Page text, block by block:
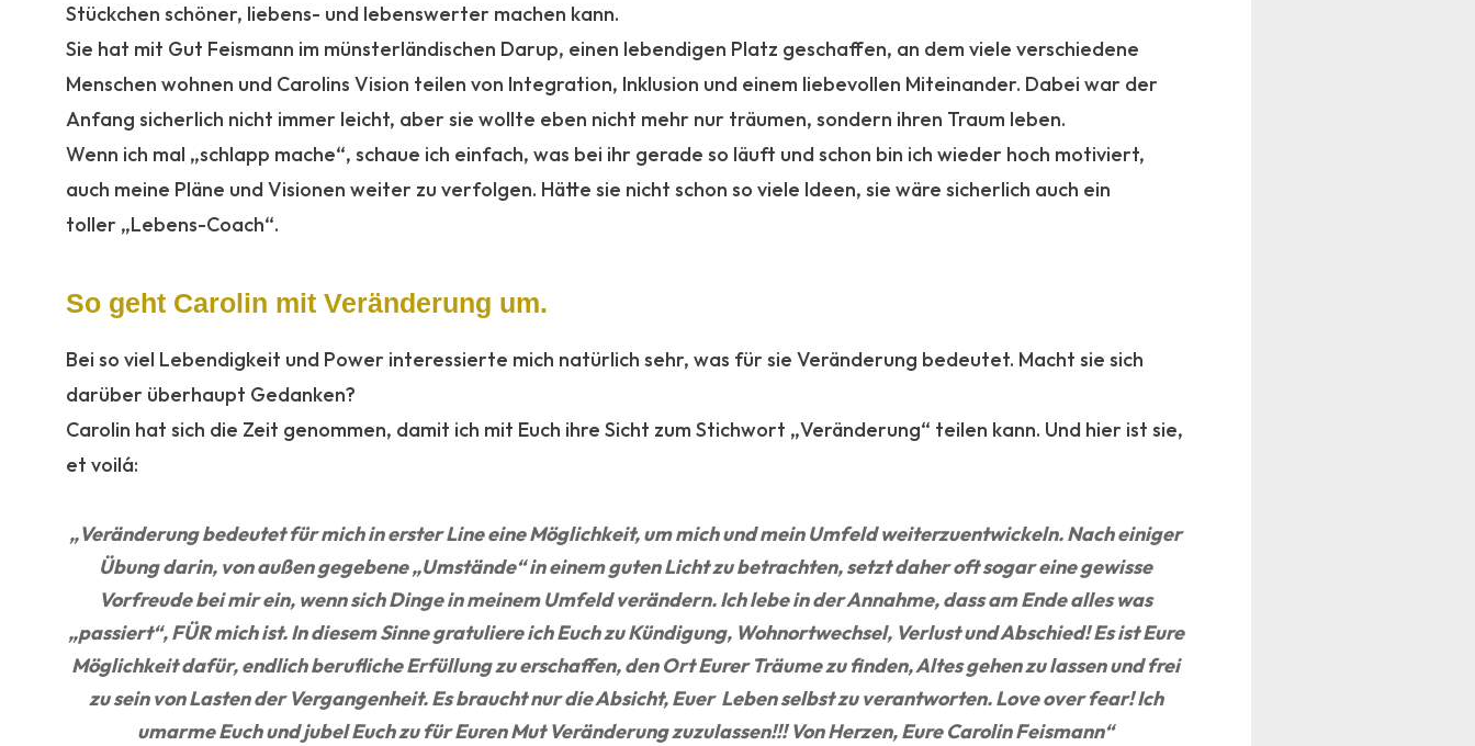
Stückchen schöner, liebens- und lebenswerter machen kann.
Sie hat mit Gut Feismann im münsterländischen Darup, einen lebendigen Platz geschaffen, an dem viele verschiedene
Menschen wohnen und Carolins Vision teilen von Integration, Inklusion und einem liebevollen Miteinander. Dabei war der
Anfang sicherlich nicht immer leicht, aber sie wollte eben nicht mehr nur träumen, sondern ihren Traum leben.
Wenn ich mal „schlapp mache“, schaue ich einfach, was bei ihr gerade so läuft und schon bin ich wieder hoch motiviert,
auch meine Pläne und Visionen weiter zu verfolgen. Hätte sie nicht schon so viele Ideen, sie wäre sicherlich auch ein
toller „Lebens-Coach“.
So geht Carolin mit Veränderung um.
Bei so viel Lebendigkeit und Power interessierte mich natürlich sehr, was für sie Veränderung bedeutet. Macht sie sich
darüber überhaupt Gedanken?
Carolin hat sich die Zeit genommen, damit ich mit Euch ihre Sicht zum Stichwort „Veränderung“ teilen kann. Und hier ist sie,
et voilá:
„Veränderung bedeutet für mich in erster Line eine Möglichkeit, um mich und mein Umfeld weiterzuentwickeln. Nach einiger
Übung darin, von außen gegebene „Umstände“ in einem guten Licht zu betrachten, setzt daher oft sogar eine gewisse
Vorfreude bei mir ein, wenn sich Dinge in meinem Umfeld verändern. Ich lebe in der Annahme, dass am Ende alles was
„passiert“, FÜR mich ist. In diesem Sinne gratuliere ich Euch zu Kündigung, Wohnortwechsel, Verlust und Abschied! Es ist Eure
Möglichkeit dafür, endlich berufliche Erfüllung zu erschaffen, den Ort Eurer Träume zu finden, Altes gehen zu lassen und frei
zu sein von Lasten der Vergangenheit. Es braucht nur die Absicht, Euer Leben selbst zu verantworten. Love over fear! Ich
umarme Euch und jubel Euch zu für Euren Mut Veränderung zuzulassen!!! Von Herzen, Eure Carolin Feismann“